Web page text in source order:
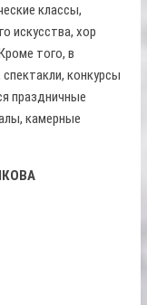
классы,
искусства, хор
того, в
конкурсы
праздничные
камерные